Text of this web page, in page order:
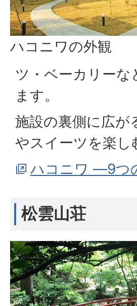
ハコニワの外観
ツ・ベーカリー
ます。
施設の裏側に広が
やスイーツを楽
ハコニワ ―9つ
松雲山荘